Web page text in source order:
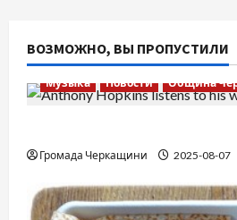
ВОЗМОЖНО, ВЫ ПРОПУСТИЛИ
Музыка Новости Община
Громада Черкащини 2025-08-07